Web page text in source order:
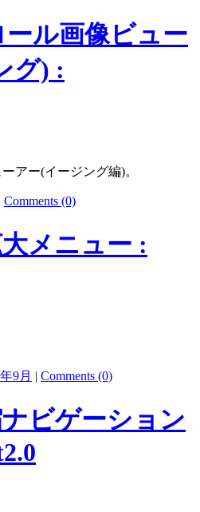
ル画像ビュー
グ) :
アー(イージング編)。
Comments (0)
メニュー :
9月 | Comments (0)
ビゲーション